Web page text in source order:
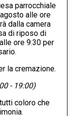
parrocchiale
alle ore
dalla camera
di riposo di
ore 9:30 per
la cremazione.
- 19:00)
coloro che